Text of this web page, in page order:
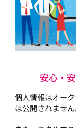
安心・
個人情報はオー
は公開されません